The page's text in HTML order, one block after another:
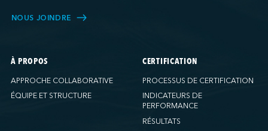
Ports America (IAP)
Ports America (Miami)
Ports America (NATSS)
Ports America (New Orleans)
NOUS JOINDRE
À PROPOS
APPROCHE COLLABORATIVE
ÉQUIPE ET STRUCTURE
CERTIFICATION
PROCESSUS DE CERTIFICATION
INDICATEURS DE
PERFORMANCE
RÉSULTATS